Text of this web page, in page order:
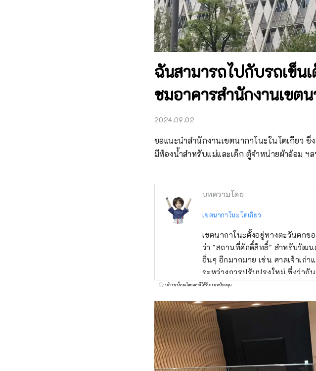
ฉันสามารถไปกับรถเข็น
ชมอาคารสำนักงานเขต
2024.09.02
ขอแนะนำสำนักงานเขตนากาโนะในโตเกียว
มีห้องน้ำสำหรับแม่และเด็ก ตู้จำหน่ายผ้าอ้อม
บทความโดย
เขตนากาโนะ โตเกียว
เขตนากาโนะตั้งอยู่ทางตะวันตกข
ว่า "สถานที่ศักดิ์สิทธิ์" สำหรับวัฒน
อื่นๆ อีกมากมาย เช่น ศาลเจ้าเก่
ระหว่างการปรับปรุงใหม่ ซึ่งว่ากั
ระหว่างการเปลี่ยนแปลง เมืองน
ประชากรประมาณ 17,000 คนจา
บริการนี้รวมโฆษณาที่ได้รับการสนับสนุน